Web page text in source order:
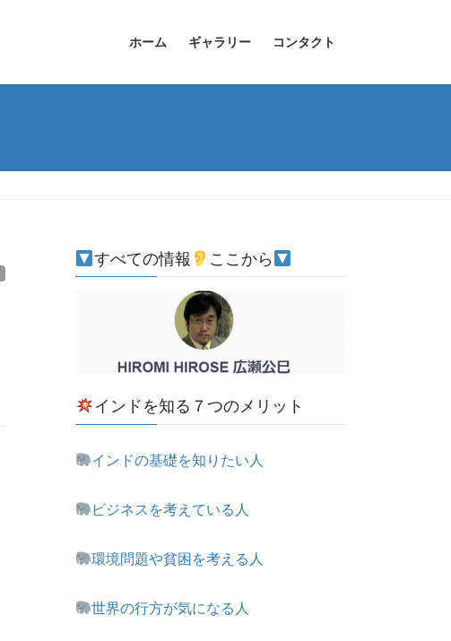
ホーム ギャラリー コンタクト
すべての情報 ここから
インドを知る７つのメリット
インドの基礎を知りたい人
ビジネスを考えている人
環境問題や貧困を考える人
世界の行方が気になる人